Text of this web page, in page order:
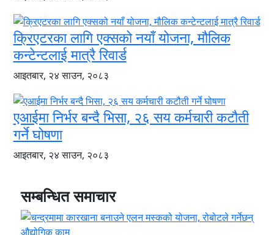
क्रिएटरका लागि एक्सको नयाँ योजना, मौलिक
कन्टेन्टलाई मात्रै रिवार्ड
आइतबार, २४ साउन, २०८३
एआईमा निर्भर बन्दै भिसा, २६ सय कर्मचारी कटौती
गर्ने घोषणा
आइतबार, २४ साउन, २०८३
सम्बन्धित समाचार